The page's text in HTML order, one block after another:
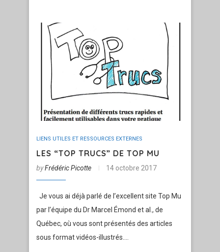
LIENS UTILES ET RESSOURCES EXTERNES
LES “TOP TRUCS” DE TOP MU
byFrédéric Picotte 14 octobre 2017
Je vous ai déjà parlé de l’excellent site Top Mu
par l’équipe du Dr Marcel Émond et al., de
Québec, où vous sont présentés des articles
sous format vidéos-illustrés.…